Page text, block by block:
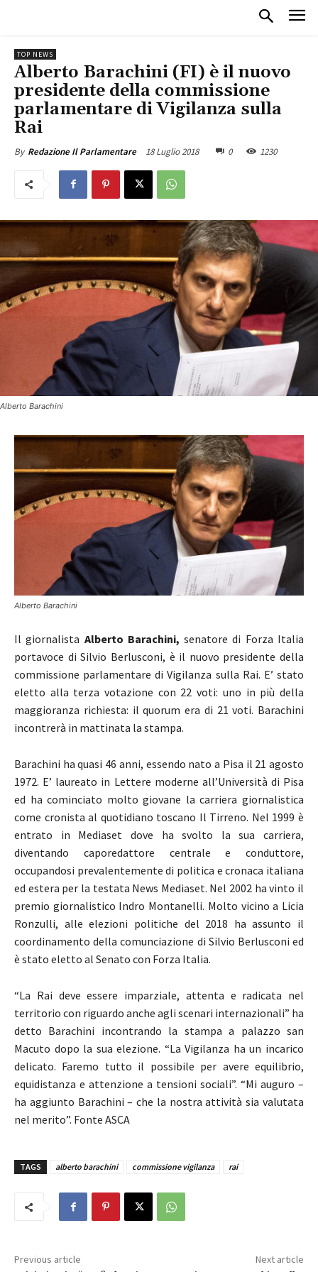
TOP NEWS
Alberto Barachini (FI) è il nuovo
presidente della commissione
parlamentare di Vigilanza sulla
Rai
By Redazione Il Parlamentare 18 Luglio 2018 0 1230
Alberto Barachini
Alberto Barachini
Il giornalista Alberto Barachini, senatore di Forza Italia
portavoce di Silvio Berlusconi, è il nuovo presidente della
commissione parlamentare di Vigilanza sulla Rai. E’ stato
eletto alla terza votazione con 22 voti: uno in più della
maggioranza richiesta: il quorum era di 21 voti. Barachini
incontrerà in mattinata la stampa.
Barachini ha quasi 46 anni, essendo nato a Pisa il 21 agosto
1972. E’ laureato in Lettere moderne all’Università di Pisa
ed ha cominciato molto giovane la carriera giornalistica
come cronista al quotidiano toscano Il Tirreno. Nel 1999 è
entrato in Mediaset dove ha svolto la sua carriera,
diventando caporedattore centrale e conduttore,
occupandosi prevalentemente di politica e cronaca italiana
ed estera per la testata News Mediaset. Nel 2002 ha vinto il
premio giornalistico Indro Montanelli. Molto vicino a Licia
Ronzulli, alle elezioni politiche del 2018 ha assunto il
coordinamento della comunciazione di Silvio Berlusconi ed
è stato eletto al Senato con Forza Italia.
“La Rai deve essere imparziale, attenta e radicata nel
territorio con riguardo anche agli scenari internazionali” ha
detto Barachini incontrando la stampa a palazzo san
Macuto dopo la sua elezione. “La Vigilanza ha un incarico
delicato. Faremo tutto il possibile per avere equilibrio,
equidistanza e attenzione a tensioni sociali”. “Mi auguro –
ha aggiunto Barachini – che la nostra attività sia valutata
nel merito”. Fonte ASCA
TAGS alberto barachini commissione vigilanza rai
Previous article Next article